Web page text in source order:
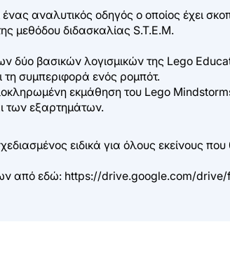
ένας αναλυτικός οδηγός ο οποίος έχει
μεθόδου διδασκαλίας S.T.E.M.
δύο βασικών λογισμικών της Lego
συμπεριφορά ενός ρομπότ.
εκμάθηση του Lego
των εξαρτημάτων.
ειδικά για όλους εκείνους που
από εδώ: https://drive.google.com/